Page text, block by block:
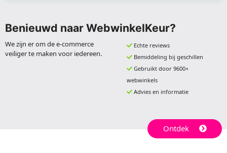
Benieuwd naar WebwinkelKeur?
We zijn er om de e-commerce
veiliger te maken voor iedereen.
Echte reviews
Bemiddeling bij geschillen
Gebruikt door 9600+
webwinkels
Advies en informatie
Ontdek